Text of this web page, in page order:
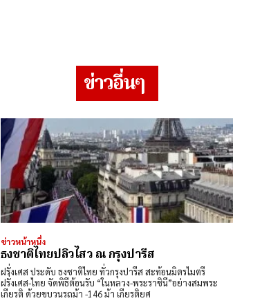
ข่าวอื่นๆ
ข่าวหน้าหนึ่ง
ธงชาติไทยปลิวไสว ณ กรุงปารีส
ฝรั่งเศส ประดับ ธงชาติไทย ทั่วกรุงปารีส สะท้อนมิตรไมตรี
ฝรั่งเศส-ไทย จัดพิธีต้อนรับ “ในหลวง-พระราชินี”อย่างสมพระ
เกียรติ ด้วยขบวนรถม้า -146 ม้า เกียรติยศ